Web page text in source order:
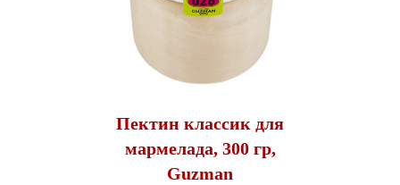
Пектин классик для
мармелада, 300 гр,
Guzman